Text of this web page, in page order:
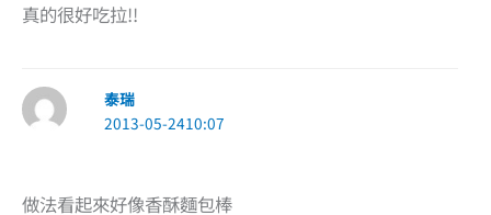
真的很好吃拉!!
泰瑞
2013-05-2410:07
做法看起來好像香酥麵包棒